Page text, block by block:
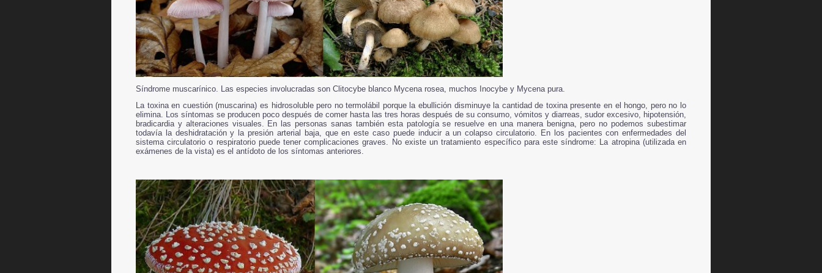
Síndrome muscarínico. Las especies involucradas son Clitocybe blanco Mycena rosea, muchos Inocybe y Mycena pura.
La toxina en cuestión (muscarina) es hidrosoluble pero no termolábil porque la ebullición disminuye la cantidad de toxina presente en el hongo, pero no lo
elimina. Los síntomas se producen poco después de comer hasta las tres horas después de su consumo, vómitos y diarreas, sudor excesivo, hipotensión,
bradicardia y alteraciones visuales. En las personas sanas también esta patología se resuelve en una manera benigna, pero no podemos subestimar
todavía la deshidratación y la presión arterial baja, que en este caso puede inducir a un colapso circulatorio. En los pacientes con enfermedades del
sistema circulatorio o respiratorio puede tener complicaciones graves. No existe un tratamiento específico para este síndrome: La atropina (utilizada en
exámenes de la vista) es el antídoto de los síntomas anteriores.